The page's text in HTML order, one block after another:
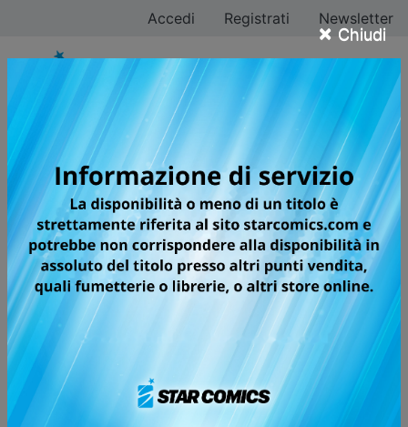
× Chiudi
Accedi Registrati Newsletter
Akira Hiramoto
Tutti i fumetti